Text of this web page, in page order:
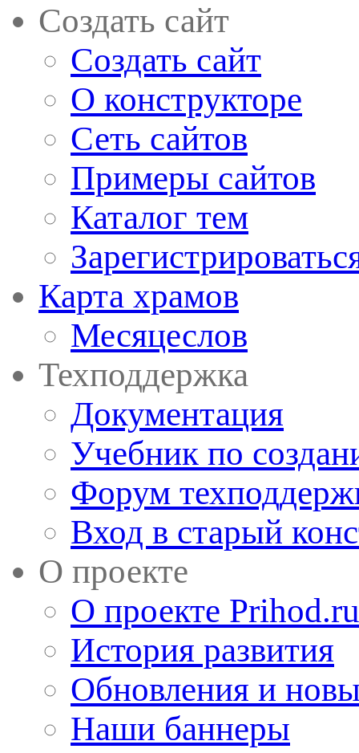
Создать сайт
Создать сайт
О конструкторе
Сеть сайтов
Примеры сайтов
Каталог тем
Карта храмов
Месяцеслов
Техподдержка
Документация
Учебник по
Форум
Вход в старый
О проекте
О проекте Prihod.ru
История развития
Обновления и
Наши баннеры